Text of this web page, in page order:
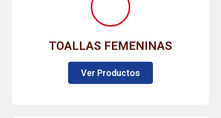
TOALLAS FEMENINAS
Ver Productos